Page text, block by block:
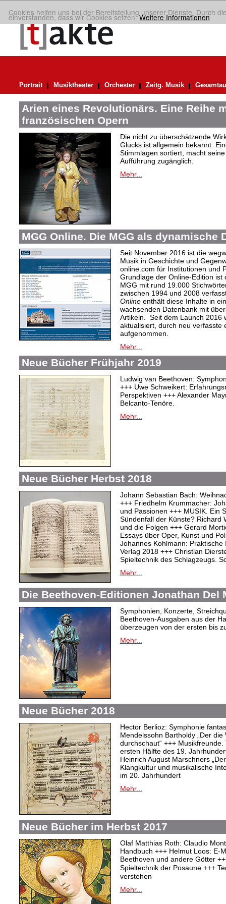
Cookies helfen uns bei der Bereitstellung unserer Dienste. Durch
einverstanden, dass wir Cookies setzen.Weitere Informationen
Portrait Musiktheater Orchester Zeitg. Musik
Arien eines Revolutionärs. Eine Reihe
französischen Opern
Die nicht zu überschätzende
Glucks ist allgemein bekannt.
Stimmlagen sortiert, macht
Aufführung zugänglich.
Mehr...
MGG Online. Die MGG als dynamische
Seit November 2016 ist die
Musik in Geschichte und
online.com für Institutionen und
Grundlage der Online-Edition ist
MGG mit rund 19.000
zwischen 1994 und 2008
Onlineenthält diese Inhalte in
wachsenden Datenbank mit
Artikeln. Seit dem Launch 2016
aktualisiert, durch neu verfasste
aufgenommen.
Mehr...
Neue Bücher Frühjahr 2019
Ludwig van Beethoven:
+++ Uwe Schweikert:
Perspektiven +++ Alexander
Belcanto-Tenöre.
Mehr...
Neue Bücher Herbst 2018
Johann Sebastian Bach:
+++ Friedhelm Krummacher:
und Passionen +++ MUSIK. Ein
Sündenfall der Künste? Richard
und die Folgen +++ Gerard
Essays über Oper, Kunst und
Johannes Kohlmann:
Verlag 2018 +++ Christian
Spieltechnik des Schlagzeugs.
Mehr...
Die Beethoven-Editionen Jonathan Del
Symphonien, Konzerte,
Beethoven-Ausgaben aus der
überzeugen von der ersten bis
Mehr...
Neue Bücher 2018
Hector Berlioz: Symphonie
Mendelssohn Bartholdy „Der
durchschaut“ +++
ersten Hälfte des 19.
Heinrich August Marschners
Klangkultur und musikalische
im 20. Jahrhundert
Mehr...
Neue Bücher im Herbst 2017
Olaf Matthias Roth: Claudio
Handbuch +++ Helmut Loos: E-
Beethoven und andere Götter
Spieltechnik der Posaune +++
verstehen
Mehr...